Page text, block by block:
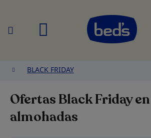
BLACK FRIDAY
Ofertas Black Friday en
almohadas